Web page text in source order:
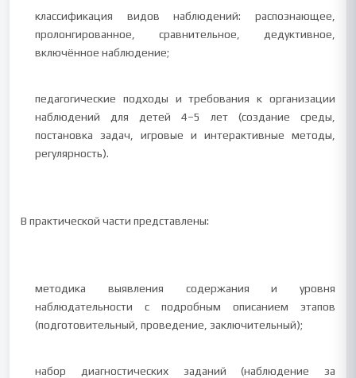
классификация видов наблюдений: распознающее,
пролонгированное, сравнительное, дедуктивное,
включённое наблюдение;
педагогические подходы и требования к организации
наблюдений для детей 4–5 лет (создание среды,
постановка задач, игровые и интерактивные методы,
регулярность).
В практической части представлены:
методика выявления содержания и уровня
наблюдательности с подробным описанием этапов
(подготовительный, проведение, заключительный);
набор диагностических заданий (наблюдение за